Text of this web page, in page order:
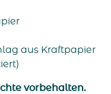
aus Kraftpapier
vorbehalten.